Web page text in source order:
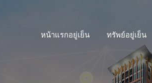
หน้าแรกอยู่เย็น ทรัพย์อยู่เย็น